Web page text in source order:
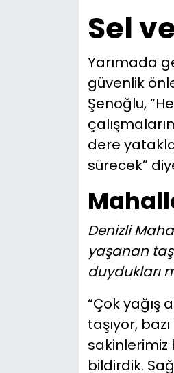
Sel
Yarımada
güvenlik
Şenoğlu,
dere
sürecek”
Denizli
yaşanan
duydukları
“Çok yağış
taşıyor,
sakinlerimiz
bildirdik.